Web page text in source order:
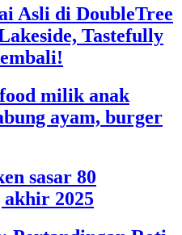
Asli di DoubleTree
Tastefully
milik anak
ayam, burger
sasar 80
akhir 2025